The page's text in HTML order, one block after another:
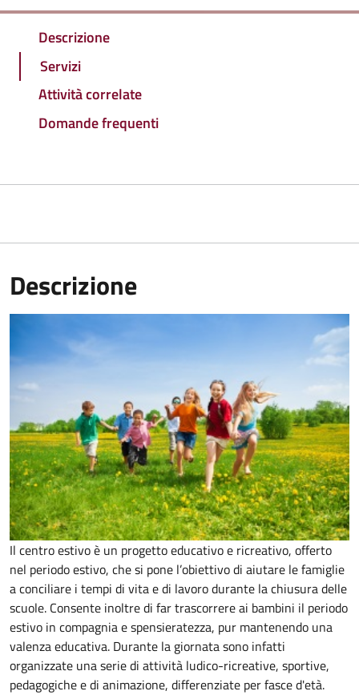
Descrizione
Servizi
Attività correlate
Domande frequenti
Descrizione
Il centro estivo è un progetto educativo e ricreativo, offerto
nel periodo estivo, che si pone l’obiettivo di aiutare le famiglie
a conciliare i tempi di vita e di lavoro durante la chiusura delle
scuole. Consente inoltre di far trascorrere ai bambini il periodo
estivo in compagnia e spensieratezza, pur mantenendo una
valenza educativa. Durante la giornata sono infatti
organizzate una serie di attività ludico-ricreative, sportive,
pedagogiche e di animazione, differenziate per fasce d'età.